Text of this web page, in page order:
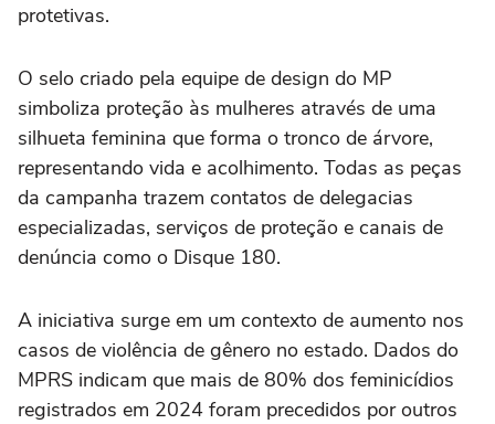
protetivas.
O selo criado pela equipe de design do MP
simboliza proteção às mulheres através de uma
silhueta feminina que forma o tronco de árvore,
representando vida e acolhimento. Todas as peças
da campanha trazem contatos de delegacias
especializadas, serviços de proteção e canais de
denúncia como o Disque 180.
A iniciativa surge em um contexto de aumento nos
casos de violência de gênero no estado. Dados do
MPRS indicam que mais de 80% dos feminicídios
registrados em 2024 foram precedidos por outros